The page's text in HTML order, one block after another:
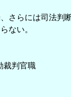
さらには司法判
ない。
裁判官職